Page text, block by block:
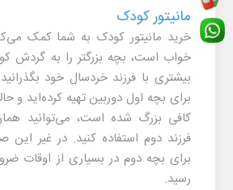
مانیتور کودک
خرید مانیتور کودک به شما کمک
خواب است، بچه بزرگتر را به گردش
بیشتری با فرزند خردسال خود
برای بچه اول دوربین تهیه کرده‌اید و
کافی بزرگ شده است، می‌توانید
فرزند دوم استفاده کنید. در غیر این
برای بچه دوم در بسیاری از اوقات
رسید.